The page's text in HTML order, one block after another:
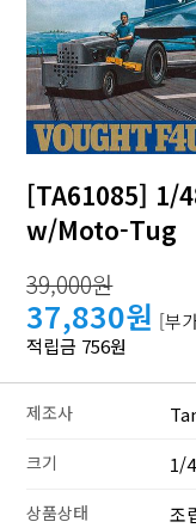
[TA61085] 1/
w/Moto-Tug
39,000원
37,830원 [부
적립금 756원
제조사
크기 1/
상품상태 조